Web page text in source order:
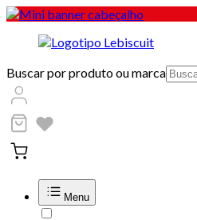
Buscar por produto ou marca
Menu